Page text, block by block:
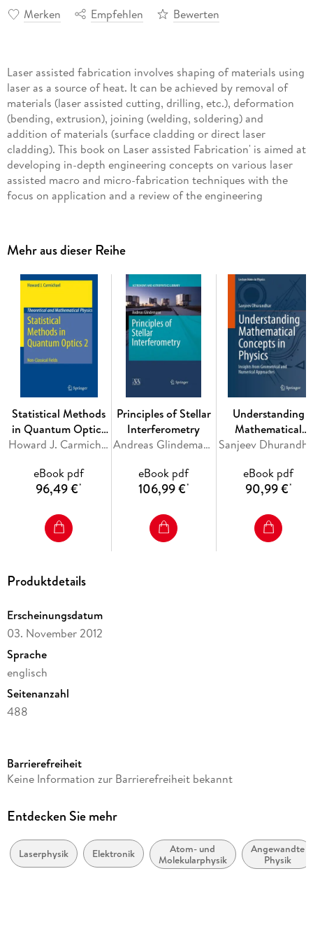
Merken Empfehlen Bewerten
Laser assisted fabrication involves shaping of materials using
laser as a source of heat. It can be achieved by removal of
materials (laser assisted cutting, drilling, etc.), deformation
(bending, extrusion), joining (welding, soldering) and
addition of materials (surface cladding or direct laser
cladding). This book on Laser assisted Fabrication' is aimed at
developing in-depth engineering concepts on various laser
assisted macro and micro-fabrication techniques with the
focus on application and a review of the engineering
development and evolution of properties of the treated zone.
Inhaltsverzeichnis
High-power lasers and their material processing applications.
- An overview. - Laser-assisted machining of materials. -
Current status and future scope of application. - Laser-
assisted micro-fabrication. - Laser-assisted welding of
materials. - Direct laser cladding. - Laser surface engineering.
- Laser-induced periodic surface structures. - Optical
monitoring in laser processing. - Diode laser-assisted
materials processing. - Laser-assisted surface processing for
biomedical applications.
Mehr aus dieser Reihe
Statistical Methods
in Quantum Optics
2
Howard J. Carmichael
eBook pdf
96,49 €*
Principles of Stellar
Interferometry
Andreas Glindemann
eBook pdf
106,99 €*
Understanding
Mathematical
Concepts in
Sanjeev
eBook pdf
90,99 €*
Produktdetails
Erscheinungsdatum
03. November 2012
Sprache
englisch
Seitenanzahl
488
Reihe
Herausgegeben von
Verlag/Hersteller
Springer Berlin Heidelberg
Barrierefreiheit
Keine Information zur Barrierefreiheit bekannt
Entdecken Sie mehr
Laserphysik Elektronik
Atom- und
Molekularphysik
Angewandte
Physik